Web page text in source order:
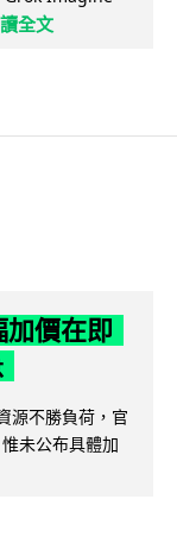
全文
價在即
源不勝負荷，官
未公布具體加